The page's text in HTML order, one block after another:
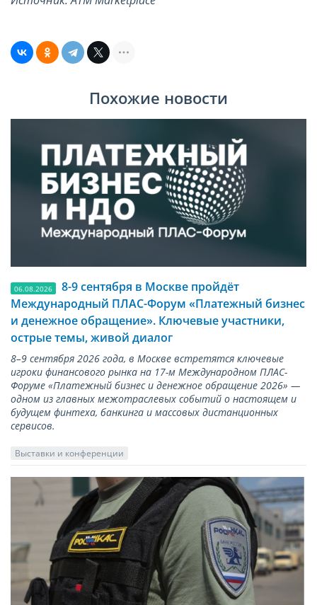
Похожие новости
06.08.2026
8-9 сентября в Москве пройдёт
Международный ПЛАС-Форум «Платежный бизнес
и денежное обращение». Ключевые участники,
острые темы, живой диалог
8–9 сентября 2026 года, в Москве встретятся ключевые
игроки финансового рынка на 17-м Международном ПЛАС-
Форуме «Платежный бизнес и денежное обращение 2026» —
одном из главных межотраслевых событий о настоящем и
будущем финтеха, банкинга и массовых дистанционных
сервисов.
Выставки и конференции